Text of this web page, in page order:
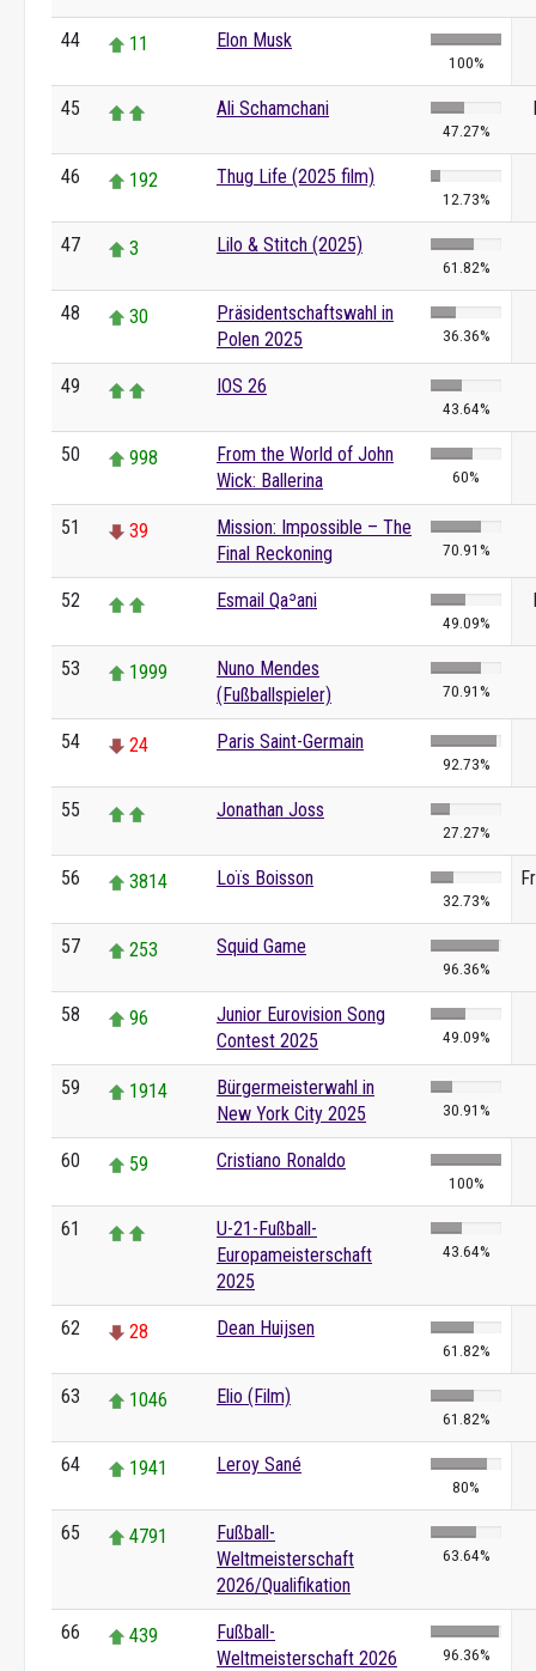
44 11 Elon Musk
100%
45 Ali Schamchani
47.27%
46 192 Thug Life (2025 film)
12.73%
47 3 Lilo & Stitch (2025)
61.82%
48 30
Präsidentschaftswahl in
Polen 2025
36.36%
49 IOS 26
43.64%
50 998
From the World of John
Wick: Ballerina
60%
51 39
Mission: Impossible – The
Final Reckoning
70.91%
52 Esmail Qaʾani
49.09%
53 1999
Nuno Mendes
(Fußballspieler)
70.91%
54 24 Paris Saint-Germain
92.73%
55 Jonathan Joss
27.27%
56 3814 Loïs Boisson
32.73%
57 253 Squid Game
96.36%
58 96
Junior Eurovision Song
Contest 2025
49.09%
59 1914
Bürgermeisterwahl in
New York City 2025
30.91%
60 59 Cristiano Ronaldo
100%
61
U-21-Fußball-
Europameisterschaft
2025
43.64%
62 28 Dean Huijsen
61.82%
63 1046 Elio (Film)
61.82%
64 1941 Leroy Sané
80%
65 4791
Fußball-
Weltmeisterschaft
2026/Qualifikation
63.64%
66 439
Fußball-
Weltmeisterschaft 2026
96.36%